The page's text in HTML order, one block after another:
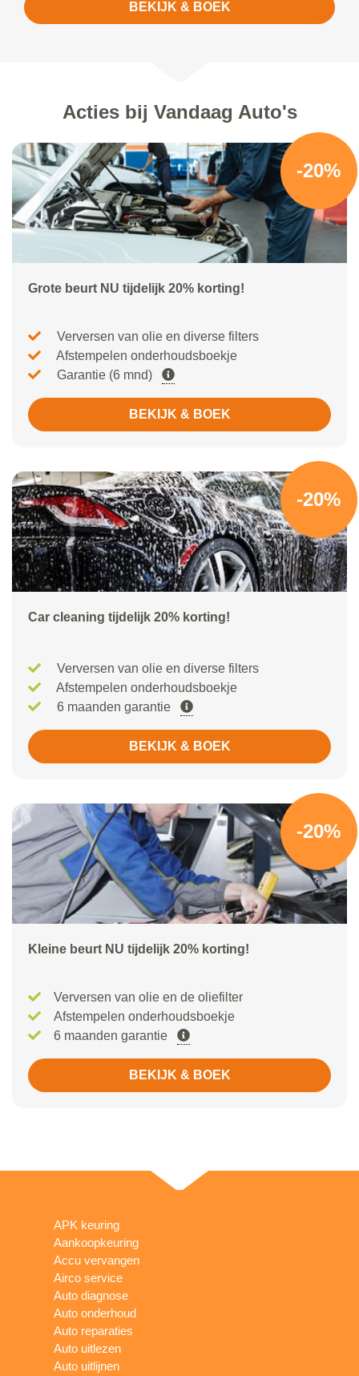
BEKIJK & BOEK
Acties bij Vandaag Auto's
-20%
Grote beurt NU tijdelijk 20% korting!
Verversen van olie en diverse filters
Afstempelen onderhoudsboekje
Garantie (6 mnd)
BEKIJK & BOEK
-20%
Car cleaning tijdelijk 20% korting!
Verversen van olie en diverse filters
Afstempelen onderhoudsboekje
6 maanden garantie
BEKIJK & BOEK
-20%
Kleine beurt NU tijdelijk 20% korting!
Verversen van olie en de oliefilter
Afstempelen onderhoudsboekje
6 maanden garantie
BEKIJK & BOEK
APK keuring
Aankoopkeuring
Accu vervangen
Airco service
Auto diagnose
Auto onderhoud
Auto reparaties
Auto uitlezen
Auto uitlijnen